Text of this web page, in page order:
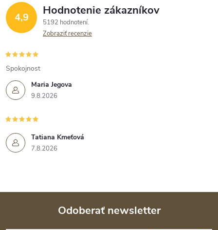
4,9 Hodnotenie zákazníkov
5192 hodnotení
Zobraziť recenzie
Maria Jegova
9.8.2026
Spokojnost
Tatiana Kmeťová
7.8.2026
Odoberať newsletter